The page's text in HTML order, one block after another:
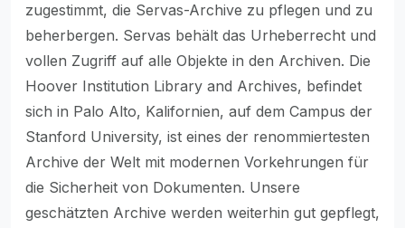
zugestimmt, die Servas-Archive zu pflegen und zu
beherbergen. Servas behält das Urheberrecht und
vollen Zugriff auf alle Objekte in den Archiven. Die
Hoover Institution Library and Archives, befindet
sich in Palo Alto, Kalifornien, auf dem Campus der
Stanford University, ist eines der renommiertesten
Archive der Welt mit modernen Vorkehrungen für
die Sicherheit von Dokumenten. Unsere
geschätzten Archive werden weiterhin gut gepflegt,